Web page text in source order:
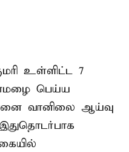
உள்ளிட்ட 7
பெய்ய
வானிலை ஆய்வு